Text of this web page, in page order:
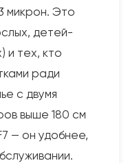
микрон. Это
детей-
и тех, кто
ради
с двумя
выше 180 см
— он удобнее,